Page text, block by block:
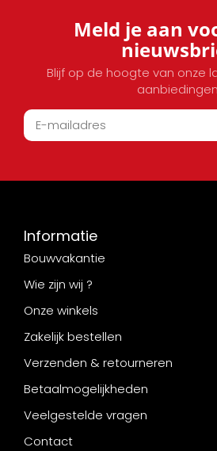
Meld je aan
Blijf op de hoogte van onze
aanbiedingen
Informatie
Bouwvakantie
Wie zijn wij ?
Onze winkels
Zakelijk bestellen
Verzenden & retourneren
Betaalmogelijkheden
Veelgestelde vragen
Contact